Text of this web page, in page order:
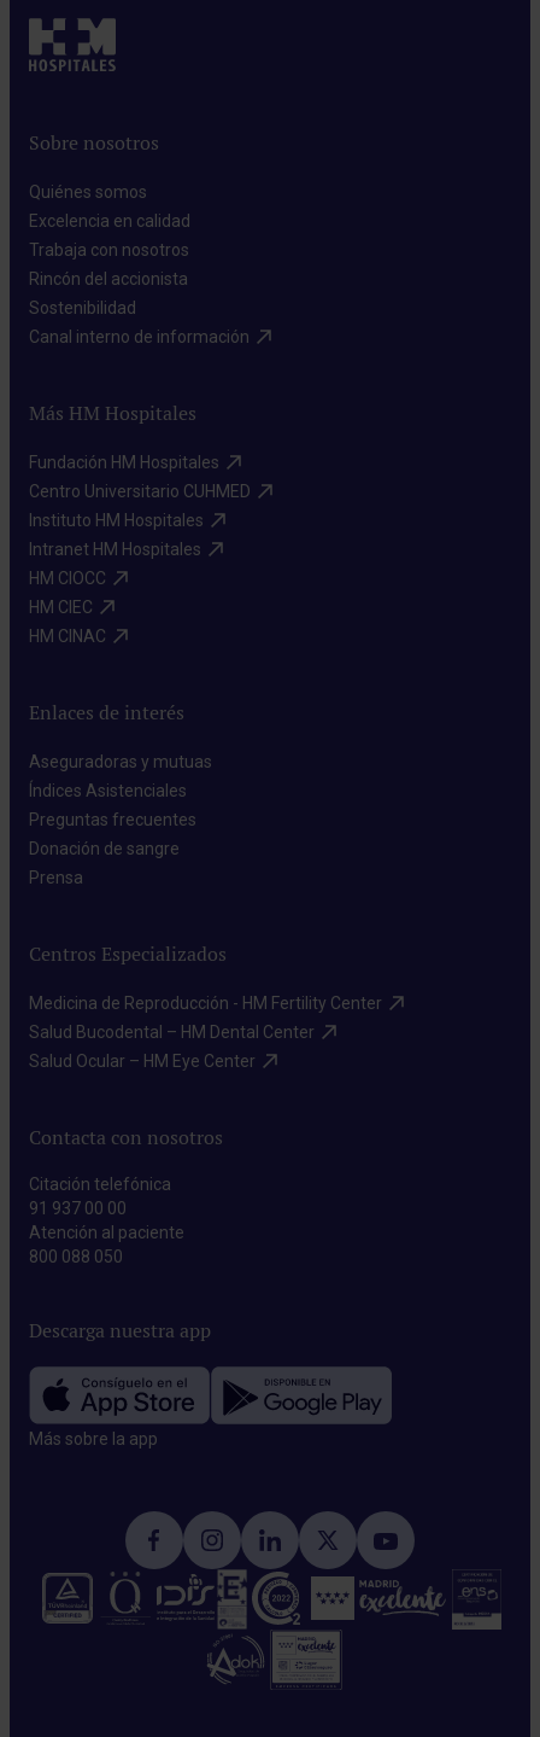
Sobre nosotros
Quiénes somos​
Excelencia en calidad​
Trabaja con nosotros​
Rincón del accionista​
Sostenibilidad​
Canal interno de información​
Más HM Hospitales
Fundación HM Hospitales​
Centro Universitario CUHMED​
Instituto HM Hospitales​
Intranet HM Hospitales​
HM CIOCC​
HM CIEC​
HM CINAC​
Enlaces de interés
Aseguradoras y mutuas​
Índices Asistenciales​
Preguntas frecuentes​
Donación de sangre​
Prensa​
Centros Especializados
Medicina de Reproducción - HM Fertility Center​
Salud Bucodental – HM Dental Center​
Salud Ocular – HM Eye Center​
Contacta con nosotros
Citación telefónica
91 937 00 00
Atención al paciente
800 088 050
Descarga nuestra app
Más sobre la app​